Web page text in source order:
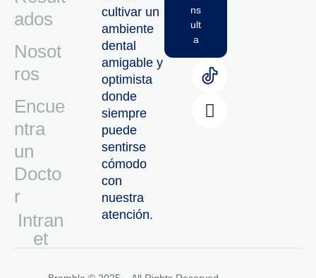
ados
Nosot
ros
Encue
ntra
un
Docto
r
Intran
Et
cultivar un
ambiente
dental
amigable y
optimista
donde
siempre
puede
sentirse
cómodo
con
nuestra
atención.
ns
ult
a